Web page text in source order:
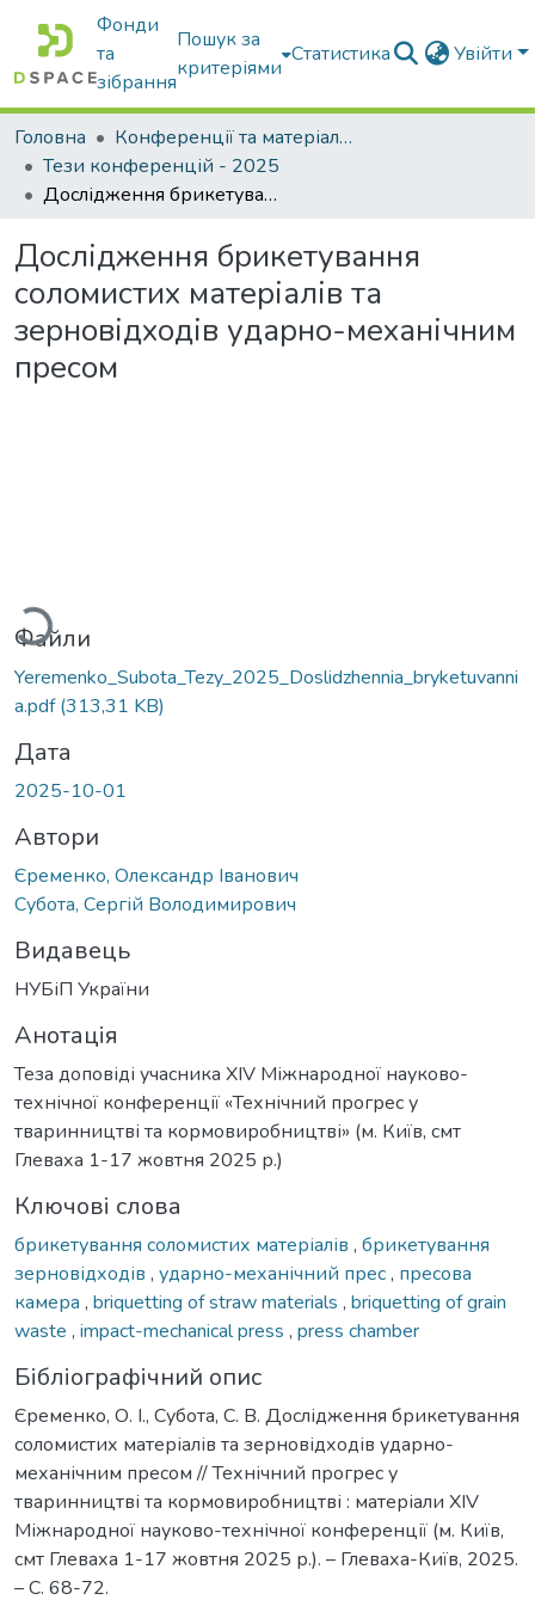
Фонди
та
зібрання
Пошук за
критеріями
Статистика Увійти
Головна
Конференції та матеріали конференцій
Тези конференцій - 2025
Дослідження брикетування соломистих матеріалів та зерновідходів ударно-механічним пресом
Дослідження брикетування
соломистих матеріалів та
зерновідходів ударно-механічним
пресом
Файли
Yeremenko_Subota_Tezy_2025_Doslidzhennia_bryketuvanni
a.pdf(313,31 KB)
Дата
2025-10-01
Автори
Єременко, Олександр Іванович
Субота, Сергій Володимирович
Видавець
НУБіП України
Анотація
Теза доповіді учасника XІV Міжнародної науково-
технічної конференції «Технічний прогрес у
тваринництві та кормовиробництві» (м. Київ, смт
Глеваха 1-17 жовтня 2025 р.)
Ключові слова
брикетування соломистих матеріалів , брикетування
зерновідходів , ударно-механічний прес, пресова
камера , briquetting of straw materials , briquetting of grain
waste , impact-mechanical press , press chamber
Бібліографічний опис
Єременко, О. І., Субота, С. В. Дослідження брикетування
соломистих матеріалів та зерновідходів ударно-
механічним пресом // Технічний прогрес у
тваринництві та кормовиробництві : матеріали XІV
Міжнародної науково-технічної конференції (м. Київ,
смт Глеваха 1-17 жовтня 2025 р.). – Глеваха-Київ, 2025.
– С. 68-72.